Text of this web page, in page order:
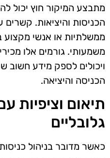
מתבצע המיקור חוץ יכול
הכניסות והיציאות. קשרים
ממשלתיות או אנשי מקצוע
משמעותי. גורמים אלו
ויכולים לספק מידע חשוב
הכניסה והיציאה.
תיאום וציפיות
גלובליים
כאשר מדובר בניהול